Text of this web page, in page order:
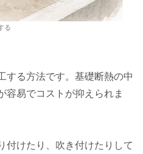
る
る方法です。基礎断熱の中
容易でコストが抑えられま
けたり、吹き付けたりして